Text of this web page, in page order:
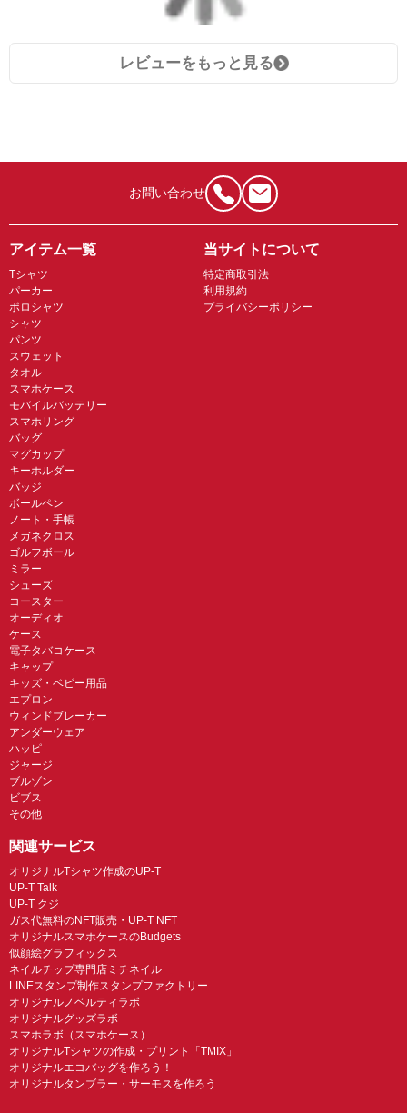
レビューをもっと見る
お問い合わせ
アイテム一覧
Tシャツ
パーカー
ポロシャツ
シャツ
パンツ
スウェット
タオル
スマホケース
モバイルバッテリー
スマホリング
バッグ
マグカップ
キーホルダー
バッジ
ボールペン
ノート・手帳
メガネクロス
ゴルフボール
ミラー
シューズ
コースター
オーディオ
ケース
電子タバコケース
キャップ
キッズ・ベビー用品
エプロン
ウィンドブレーカー
アンダーウェア
ハッピ
ジャージ
ブルゾン
ビブス
その他
当サイトについて
特定商取引法
利用規約
プライバシーポリシー
関連サービス
オリジナルTシャツ作成のUP-T
UP-T Talk
UP-T クジ
ガス代無料のNFT販売・UP-T NFT
オリジナルスマホケースのBudgets
似顔絵グラフィックス
ネイルチップ専門店ミチネイル
LINEスタンプ制作スタンプファクトリー
オリジナルノベルティラボ
オリジナルグッズラボ
スマホラボ（スマホケース）
オリジナルTシャツの作成・プリント「TMIX」
オリジナルエコバッグを作ろう！
オリジナルタンブラー・サーモスを作ろう